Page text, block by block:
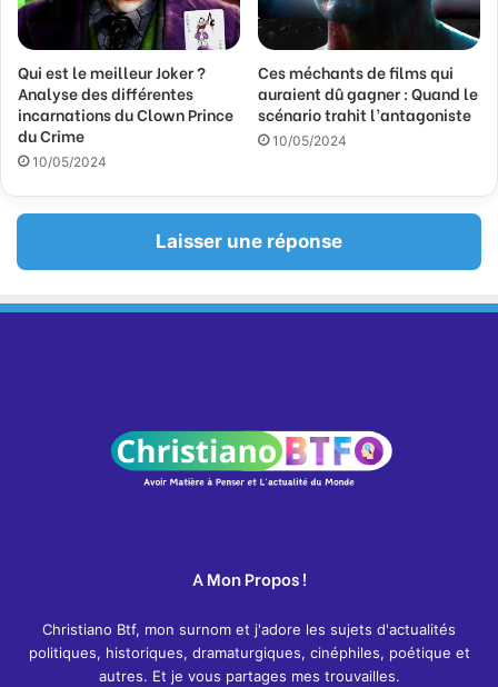
Qui est le meilleur Joker ?
Analyse des différentes
incarnations du Clown Prince
du Crime
10/05/2024
Ces méchants de films qui
auraient dû gagner : Quand le
scénario trahit l’antagoniste
10/05/2024
Laisser une réponse
A Mon Propos !
Christiano Btf, mon surnom et j'adore les sujets d'actualités
politiques, historiques, dramaturgiques, cinéphiles, poétique et
autres. Et je vous partages mes trouvailles.